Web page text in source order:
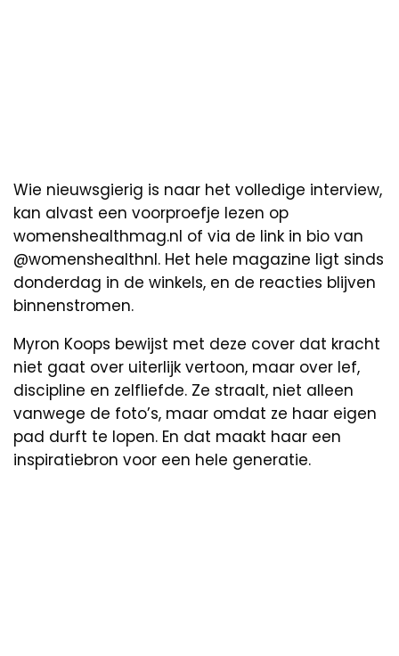
Wie nieuwsgierig is naar het volledige interview,
kan alvast een voorproefje lezen op
womenshealthmag.nl of via de link in bio van
@womenshealthnl. Het hele magazine ligt sinds
donderdag in de winkels, en de reacties blijven
binnenstromen.
Myron Koops bewijst met deze cover dat kracht
niet gaat over uiterlijk vertoon, maar over lef,
discipline en zelfliefde. Ze straalt, niet alleen
vanwege de foto’s, maar omdat ze haar eigen
pad durft te lopen. En dat maakt haar een
inspiratiebron voor een hele generatie.